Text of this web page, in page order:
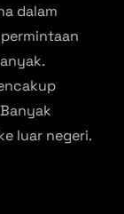
dalam
luar negeri.